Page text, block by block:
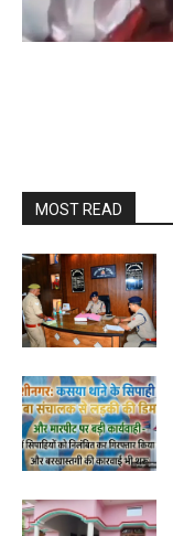
MOST READ